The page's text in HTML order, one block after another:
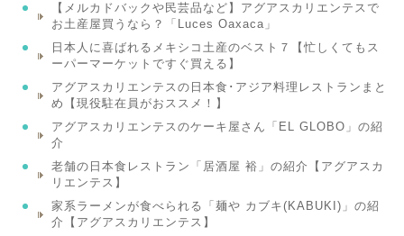
【メルカドバックや民芸品など】アグアスカリエンテスで
お土産屋買うなら？「Luces Oaxaca」
日本人に喜ばれるメキシコ土産のベスト７【忙しくてもス
ーパーマーケットですぐ買える】
アグアスカリエンテスの日本食･アジア料理レストランまと
め【現役駐在員がおススメ！】
アグアスカリエンテスのケーキ屋さん「EL GLOBO」の紹
介
老舗の日本食レストラン「居酒屋 裕」の紹介【アグアスカ
リエンテス】
家系ラーメンが食べられる「麺や カブキ(KABUKI)」の紹
介【アグアスカリエンテス】